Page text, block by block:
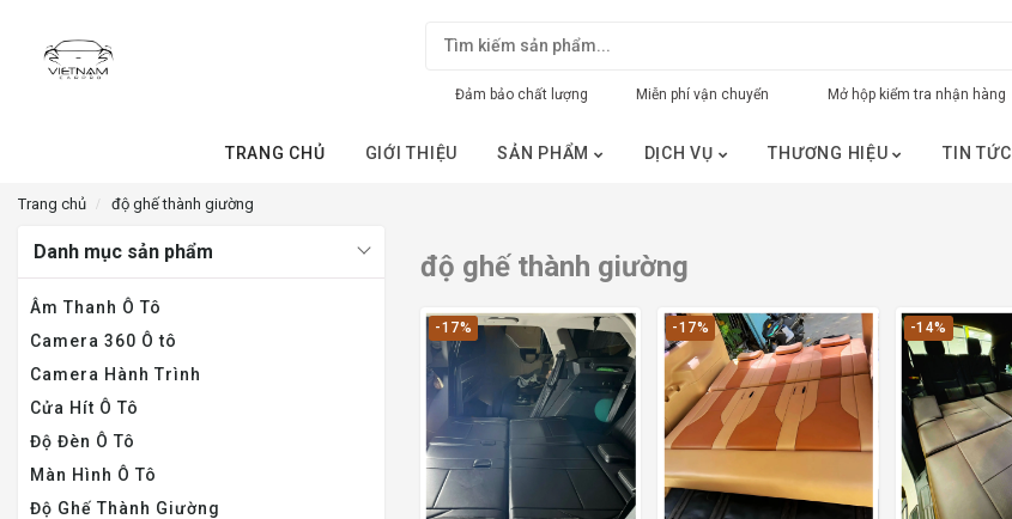
Đảm bảo chất lượng Miễn phí vận chuyển Mở hộp kiểm tra nhận hàng
TRANG CHỦ GIỚI THIỆU SẢN PHẨM DỊCH VỤ THƯƠNG HIỆU TIN TỨC
Trang chủ độ ghế thành giường
Danh mục sản phẩm
Âm Thanh Ô Tô
Camera 360 Ô tô
Camera Hành Trình
Cửa Hít Ô Tô
Độ Đèn Ô Tô
Màn Hình Ô Tô
Độ Ghế Thành Giường
độ ghế thành giường
-17% -17% -14%